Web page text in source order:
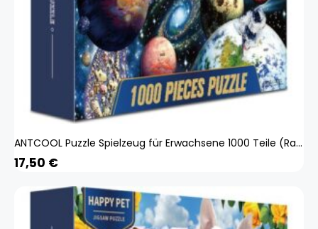
ANTCOOL Puzzle Spielzeug für Erwachsene 1000 Teile (Raum)
17,50 €